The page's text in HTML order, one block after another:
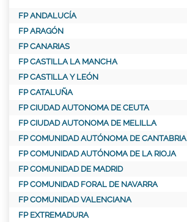
FP ANDALUCÍA
FP ARAGÓN
FP CANARIAS
FP CASTILLA LA MANCHA
FP CASTILLA Y LEÓN
FP CATALUÑA
FP CIUDAD AUTONOMA DE CEUTA
FP CIUDAD AUTONOMA DE MELILLA
FP COMUNIDAD AUTÓNOMA DE CANTABRIA
FP COMUNIDAD AUTÓNOMA DE LA RIOJA
FP COMUNIDAD DE MADRID
FP COMUNIDAD FORAL DE NAVARRA
FP COMUNIDAD VALENCIANA
FP EXTREMADURA